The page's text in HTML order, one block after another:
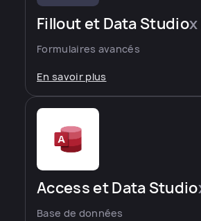
Fillout et Data Studiox
Formulaires avancés
En savoir plus
Access et Data Studio
Base de données